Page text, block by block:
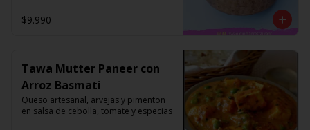
$9.990
Tawa Mutter Paneer con
Arroz Basmati
Queso artesanal, arvejas y pimenton
en salsa de cebolla, tomate y especias